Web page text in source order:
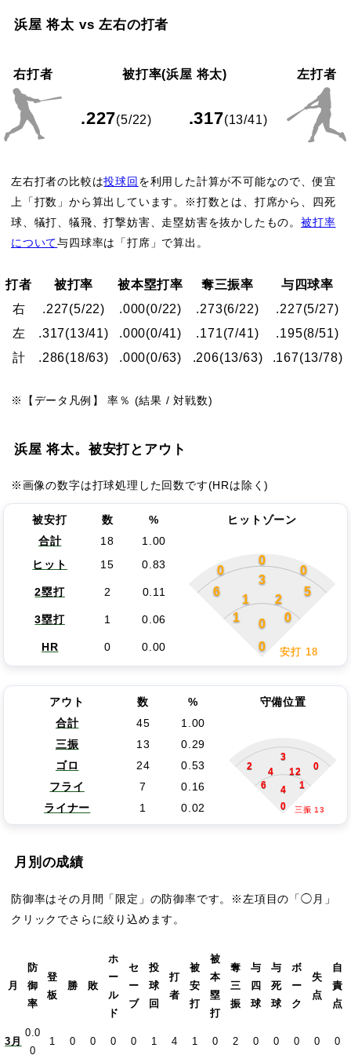
浜屋 将太 vs 左右の打者
右打者 被打率(浜屋 将太) 左打者
.227(5/22) .317(13/41)
左右打者の比較は投球回 を利用した計算が不可能なので、便宜
上「打数」から算出しています。※打数とは、打席から、四死
球、犠打、犠飛、打撃妨害、走塁妨害を抜かしたもの。被打率
について与四球率は「打席」で算出。
打者 被打率 被本塁打率 奪三振率
与四球率
右
.227(5/22) .000(0/22) .273(6/22) .227(5/27)
左
.317(13/41) .000(0/41) .171(7/41) .195(8/51)
計
.286(18/63) .000(0/63) .206(13/63) .167(13/78)
※【データ凡例】 率％ (結果 / 対戦数)
浜屋 将太。被安打とアウト
※画像の数字は打球処理した回数です(HRは除く)
被安打 数 %
ヒットゾーン
合計
18
1.00
ヒット
15 0.83 0
0
0
6
3
5
1
2
1
0
0
0
安打 18
2塁打 2 0.11
3塁打 1 0.06
HR 0 0.00
アウト 数 %
守備位置
合計
45
1.00
三振
13 0.29
2
3
0
4
12
6
1
4
0 三振 13
ゴロ 24
0.53
フライ
7
0.16
ライナー
1 0.02
月別の成績
防御率はその月間「限定」の防御率です。※左項目の「◯月」
クリックでさらに絞り込めます。
月
防
御
率
登
板
勝 敗
ホ
ー
ル
ド
セ
ー
ブ
投
球
回
打
者
被
安
打
被
本
塁
打
奪
三
振
与
四
球
与
死
球
ボ
ー
ク
失
点
自
責
点
3月
0.0
0
1 0 0 0 0 1 4 1 0 2 0 0 0 0 0